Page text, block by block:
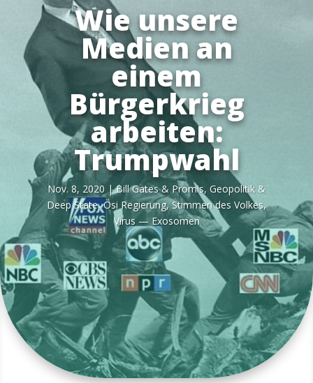
Wie unsere
Medien an
einem
Bürgerkrieg
arbeiten:
Trumpwahl
Nov. 8, 2020 |Bill Gates & Pro­mis, Geo­po­li­tik &
Deep Sta­te,Ösi Regie­rung,Stim­men des Vol­kes,
Virus — Exosomen